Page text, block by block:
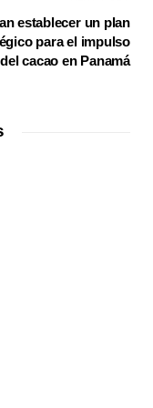
establecer un plan
para el impulso
del cacao en Panamá